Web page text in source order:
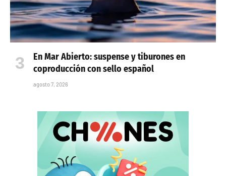
En Mar Abierto: suspense y tiburones en
coproducción con sello español
agosto 7, 2026